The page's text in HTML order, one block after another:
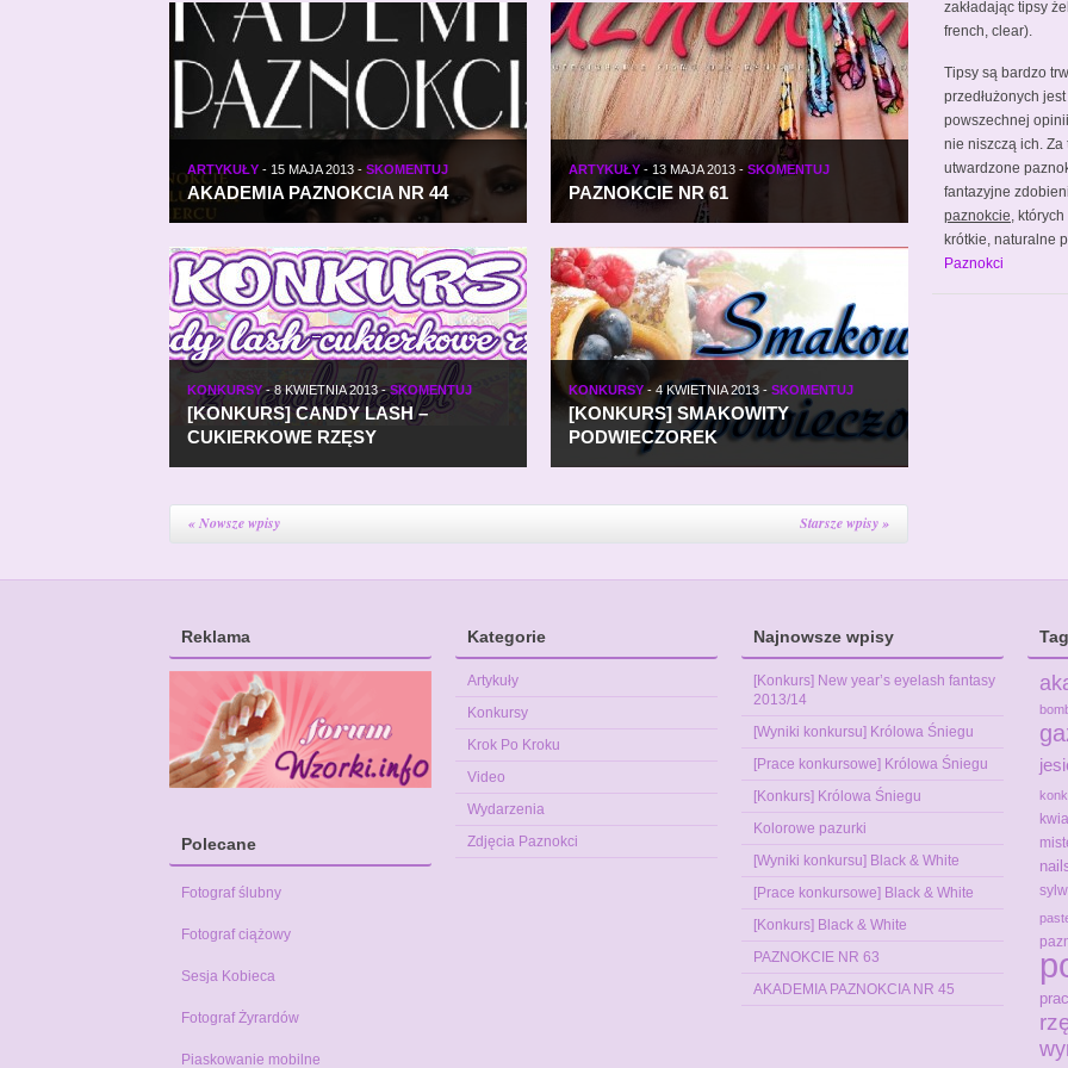
ARTYKUŁY - 15 MAJA 2013 - SKOMENTUJ
AKADEMIA PAZNOKCIA NR 44
ARTYKUŁY - 13 MAJA 2013 - SKOMENTUJ
PAZNOKCIE NR 61
KONKURSY-8 KWIETNIA 2013-SKOMENTUJ
[KONKURS] CANDY LASH –
CUKIERKOWE RZĘSY
KONKURSY- 4 KWIETNIA 2013 - SKOMENTUJ
[KONKURS] SMAKOWITY
PODWIECZOREK
« Nowsze wpisy Starsze wpisy »
zakładając tipsy
french, clear).
Tipsy są bardzo
przedłużonych
powszechnej
nie niszczą ich. Za
utwardzone
fantazyjne
paznokcie,
krótkie, naturalne
Paznokci
Reklama
Polecane
Fotograf ślubny
Fotograf ciążowy
Sesja Kobieca
Fotograf Żyrardów
Piaskowanie mobilne
Kategorie
Artykuły
Konkursy
Krok Po Kroku
Video
Wydarzenia
Zdjęcia Paznokci
Najnowsze wpisy
[Konkurs] New year’s eyelash fantasy
2013/14
[Wyniki konkursu] Królowa Śniegu
[Prace konkursowe] Królowa Śniegu
[Konkurs] Królowa Śniegu
Kolorowe pazurki
[Wyniki konkursu] Black & White
[Prace konkursowe] Black & White
[Konkurs] Black & White
PAZNOKCIE NR 63
AKADEMIA PAZNOKCIA NR 45